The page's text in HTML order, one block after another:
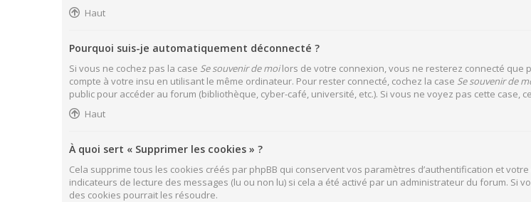
Haut
Pourquoi suis-je automatiquement déconnecté ?
Si vous ne cochez pas la case Se souvenir de moilors de votre connexion, vous ne resterez connecté que
compte à votre insu en utilisant le même ordinateur. Pour rester connecté, cochez la case Se souvenir de
public pour accéder au forum (bibliothèque, cyber-café, université, etc.). Si vous ne voyez pas cette
Haut
À quoi sert « Supprimer les cookies » ?
Cela supprime tous les cookies créés par phpBB qui conservent vos paramètres d’authentification et
indicateurs de lecture des messages (lu ou non lu) si cela a été activé par un administrateur du forum.
des cookies pourrait les résoudre.